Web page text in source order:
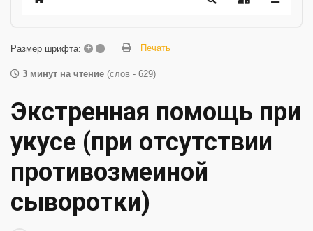
Размер шрифта: + – Печать
3 минут на чтение (слов - 629)
Экстренная помощь при
укусе (при отсутствии
противозмеиной
сыворотки)